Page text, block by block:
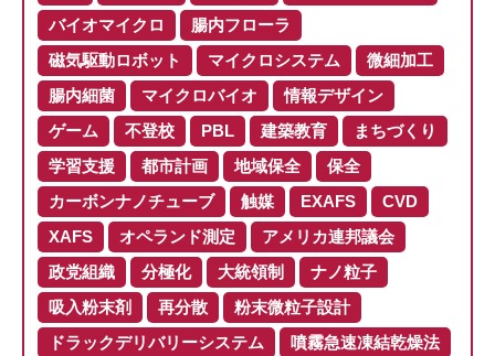
バイオマイクロ
腸内フローラ
磁気駆動ロボット
マイクロシステム
微細加工
腸内細菌
マイクロバイオ
情報デザイン
ゲーム
不登校 PBL 建築教育
まちづくり
学習支援
都市計画 地域保全
保全
カーボンナノチューブ
触媒 EXAFS
CVD
XAFS
オペランド測定
アメリカ連邦議会
政党組織
分極化 大統領制
ナノ粒子
吸入粉末剤
再分散
粉末微粒子設計
ドラックデリバリーシステム
噴霧急速凍結乾燥法